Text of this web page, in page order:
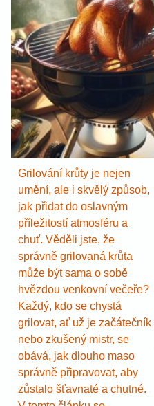
Grilování krůty je nejen
umění, ale i skvělý způsob,
jak přidat do oslavným
příležitostí atmosféru a
chuť. Věděli jste, že
správně grilovaná krůta
může být sama o sobě
hvězdou venkovní večeře?
Každý, kdo se chystá
grilovat, ať už je začátečník
nebo zkušený mistr, se
obává, jak dlouho maso
správně připravovat, aby
zůstalo šťavnaté a chutné.